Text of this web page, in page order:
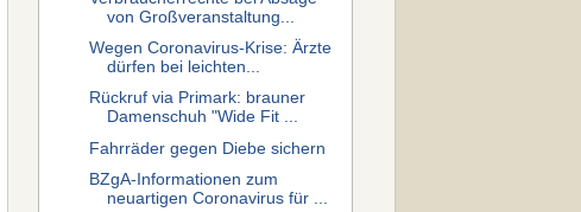
von Großveranstaltung...
Wegen Coronavirus-Krise: Ärzte
dürfen bei leichten...
Rückruf via Primark: brauner
Damenschuh "Wide Fit ...
Fahrräder gegen Diebe sichern
BZgA-Informationen zum
neuartigen Coronavirus für ...